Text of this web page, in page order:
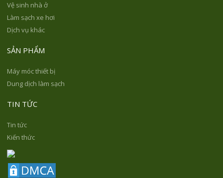
Vệ sinh nhà ở
Làm sạch xe hơi
Dịch vụ khác
SẢN PHẨM
Máy móc thiết bị
Dung dịch làm sạch
TIN TỨC
Tin tức
Kiến thức